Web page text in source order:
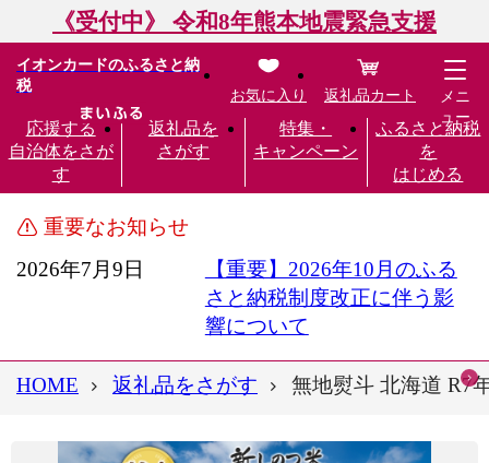
《受付中》 令和8年熊本地震緊急支援
イオンカードのふるさと納
税
応援する
自治体をさが
す
返礼品を
さがす
特集・
キャンペーン
ふるさと納税
を
はじめる
お気に入り 返礼品カート
メニ
ュー
重要なお知らせ
2026年7月9日
【重要】2026年10月のふる
さと納税制度改正に伴う影
響について
HOME 返礼品をさがす 無地熨斗 北海道 R7